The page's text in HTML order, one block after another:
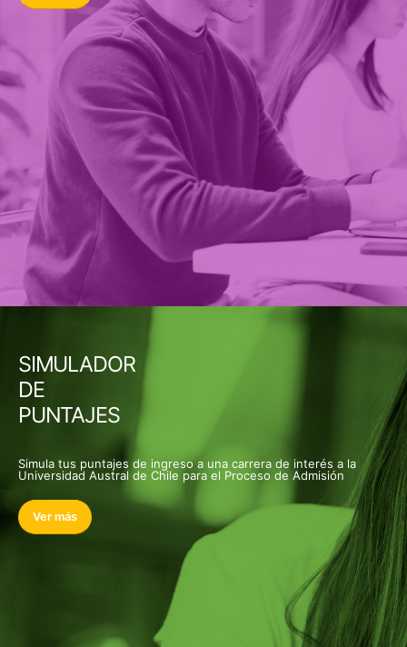
SIMULADOR
DE
PUNTAJES
Simula tus puntajes de ingreso a una carrera de interés a la
Universidad Austral de Chile para el Proceso de Admisión
Ver más